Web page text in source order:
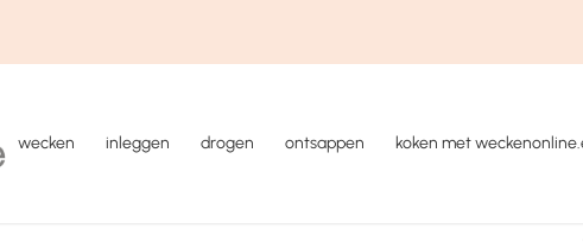
wecken inleggen drogen ontsappen koken met